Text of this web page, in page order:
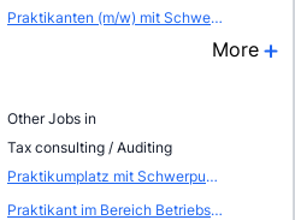
Praktikanten (m/w) mit Schwerpunkt Videoproduktion für unser Internet-Portal und unsere Web-Agentur
More
Other Jobs in
Tax consulting / Auditing
Praktikumplatz mit Schwerpunkt Steuerberatung und Wirtschaftspr&uuml;fung
Praktikant im Bereich Betriebswirtschaft